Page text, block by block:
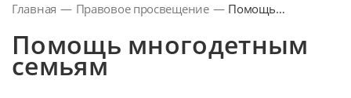
Главная — Правовое просвещение — Помощь
семьям
Помощь многодетным
семьям